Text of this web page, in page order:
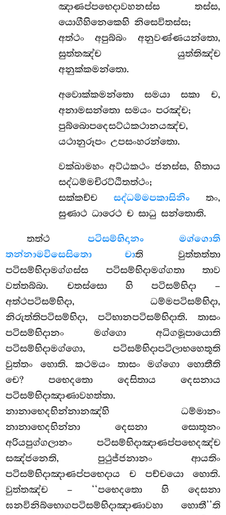
ඤාණප්පභෙදාවහනස්ස තස්ස,
යොගීහිනෙකෙහි නිසෙවිතස්ස;
අත්ථං අපුබ්බං අනුවණ්ණයන්තො,
සුත්තඤ්ච යුත්තිඤ්ච
අනුක්කමන්තො.
අවොක්කමන්තො සමයා සකා ච,
අනාමසන්තො සමයං පරඤ්ච;
පුබ්බොපදෙසට්ඨකථානයඤ්ච,
යථානුරූපං උපසංහරන්තො.
වක්ඛාමහං අට්ඨකථං ජනස්ස, හිතාය
සද්ධම්මචිරට්ඨිතත්ථං;
සක්කච්ච සද්ධම්මපකාසිනිංතං,
සුණාථ ධාරෙථ ච සාධු සන්තොති.
තත්ථ පටිසම්භිදානං මග්ගොති
තන්නාමවිසෙසිතො චාති වුත්තත්තා
පටිසම්භිදාමග්ගස්ස පටිසම්භිදාමග්ගතා තාව
වත්තබ්බා. චතස්සො හි පටිසම්භිදා –
අත්ථපටිසම්භිදා, ධම්මපටිසම්භිදා,
නිරුත්තිපටිසම්භිදා, පටිභානපටිසම්භිදාති. තාසං
පටිසම්භිදානං මග්ගො අධිගමූපායොති
පටිසම්භිදාමග්ගො, පටිසම්භිදාපටිලාභහෙතූති
වුත්තං හොති. කථමයං තාසං මග්ගො හොතීති
චෙ? පභෙදතො දෙසිතාය දෙසනාය
පටිසම්භිදාඤාණාවහත්තා.
නානාභෙදභින්නානඤ්හි ධම්මානං
නානාභෙදභින්නා දෙසනා සොතූනං
අරියපුග්ගලානං පටිසම්භිදාඤාණප්පභෙදඤ්ච
සඤ්ජනෙති, පුථුජ්ජනානං ආයතිං
පටිසම්භිදාඤාණප්පභෙදාය ච පච්චයො හොති.
වුත්තඤ්ච – ‘‘පභෙදතො හි දෙසනා
ඝනවිනිබ්භොගපටිසම්භිදාඤාණාවහා හොතී’’ති